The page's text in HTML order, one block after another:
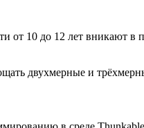
10 до 12 лет вникают в
двухмерные и